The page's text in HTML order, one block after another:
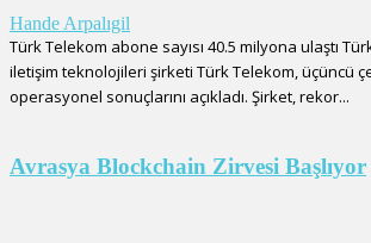
Hande Arpalıgil
Türk Telekom abone sayısı 40.5 milyona ulaştı
iletişim teknolojileri şirketi Türk Telekom, üçüncü
operasyonel sonuçlarını açıkladı. Şirket, rekor...
Avrasya Blockchain Zirvesi Başlıyor